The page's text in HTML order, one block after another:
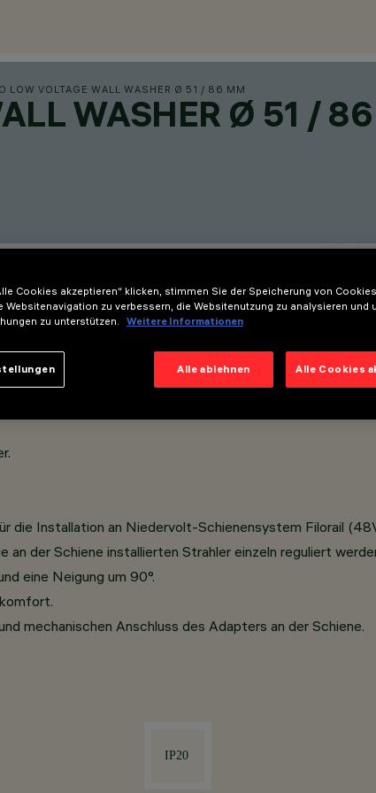
LOW VOLTAGE WALL WASHER Ø 51 / 86 MM
WASHER Ø 51 /
die Installation an Niedervolt-Schienensystem Filorail
der Schiene installierten Strahler einzeln reguliert
eine Neigung um 90°.
mechanischen Anschluss des Adapters an der Schiene.
Cookies akzeptieren“ klicken, stimmen Sie der Speicherung von
Websitenavigation zu verbessern, die Websitenutzung zu analysieren und
zu unterstützen.
Weitere Informationen
Alle ablehnen Alle Cookies